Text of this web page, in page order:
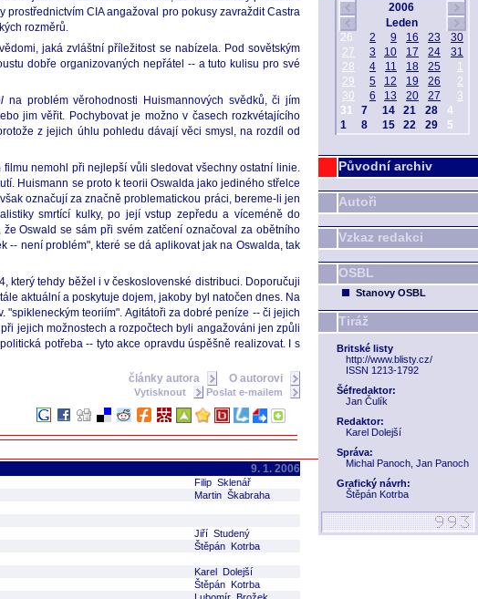
Původní archiv
Autoři
Vzkaz redakci
OSBL
Stanovy OSBL
Tiráž
Britské listy
http://www.blisty.cz/
ISSN 1213-1792
Šéfredaktor:
Jan Čulík
Redaktor:
Karel Dolejší
Správa:
Michal Panoch, Jan Panoch
Grafický návrh:
Štěpán Kotrba
CIA angažoval pro pokusy zavraždit Castra
rozměrů.
jaká zvláštní příležitost se nabízela. Pod sovětským
dobře organizovaných nepřátel -- a tuto kulisu pro své
na problém věrohodnosti Huismannových svědků, či jím
jim věřit. Pochybovat je možno v časech rozkvétajícího
z jejich úhlu pohledu dávají věci smysl, na rozdíl od
nemohl při nejlepší vůli sledovat všechny ostatní linie.
Huismann se proto k teorii Oswalda jako jediného střelce
označují za značně problematickou práci, bereme-li jen
smrtící kulky, po její vstup zepředu a víceméně do
Oswald se sám při svém zatčení označoval za obětního
-- není problém", které se dá aplikovat jak na Oswalda, tak
který tehdy běžel i v československé distribuci. Doporučuji
aktuální a poskytuje dojem, jakoby byl natočen dnes. Na
teoriím". Agitátoři za dobré peníze -- či jejich
jejich možnostech a rozpočtech byli angažováni jen způli
potřeba -- tyto akce opravdu úspěšně realizovat. I s
články autora
O autorovi
Vytisknout Poslat e-mailem
9. 1. 2006
Filip Sklenář
Martin Škabraha
Jiří Studený
Štěpán Kotrba
Karel Dolejší
Štěpán Kotrba